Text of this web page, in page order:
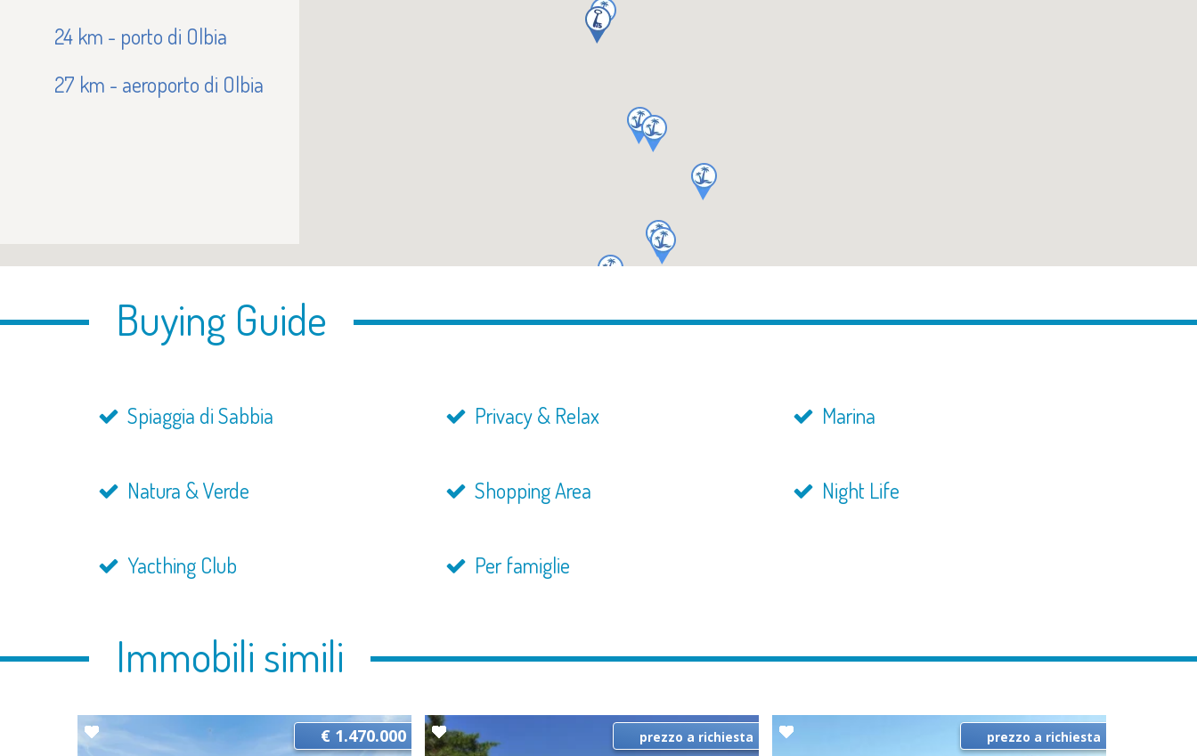
24 km - porto di Olbia
27 km - aeroporto di Olbia
Buying Guide
Spiaggia di Sabbia Privacy & Relax Marina
Natura & Verde Shopping Area Night Life
Yacthing Club Per famiglie
Immobili simili
€ 1.470.000 prezzo a richiesta prezzo a richiesta